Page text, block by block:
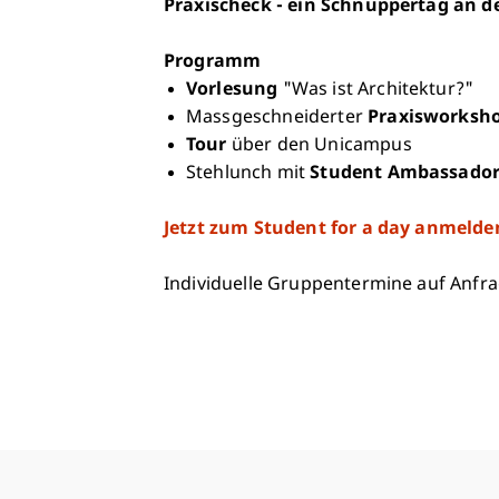
Praxischeck - ein Schnuppertag an
Programm
Vorlesung "Was ist Architektur?"
Massgeschneiderter
Tour über den Unicampus
Stehlunch mitStudent
Jetzt zum Student for a day
Individuelle Gruppentermine auf